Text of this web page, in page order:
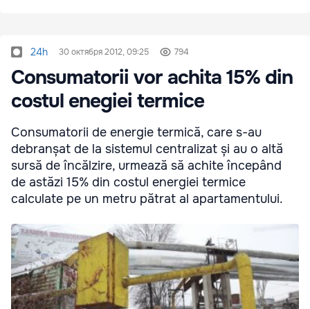
24h 30 октября 2012, 09:25 794
Consumatorii vor achita 15% din
costul enegiei termice
Consumatorii de energie termică, care s-au
debranșat de la sistemul centralizat și au o altă
sursă de încălzire, urmează să achite începând
de astăzi 15% din costul energiei termice
calculate pe un metru pătrat al apartamentului.